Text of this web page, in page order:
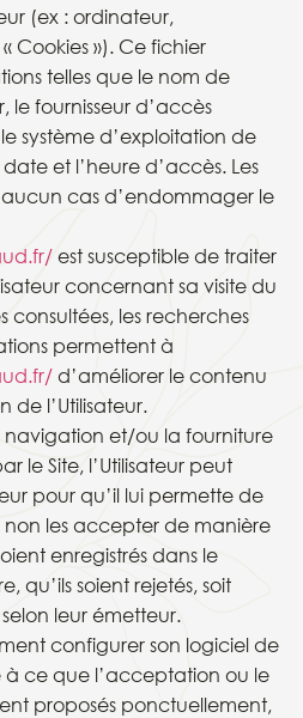
(ex : ordinateur,
Cookies »). Ce fichier
telles que le nom de
le fournisseur d’accès
système d’exploitation de
et l’heure d’accès. Les
cas d’endommager le
est susceptible de traiter
concernant sa visite du
consultées, les recherches
permettent à
d’améliorer le contenu
de l’Utilisateur.
navigation et/ou la fourniture
le Site, l’Utilisateur peut
pour qu’il lui permette de
non les accepter de manière
enregistrés dans le
qu’ils soient rejetés, soit
leur émetteur.
configurer son logiciel de
ce que l’acceptation ou le
proposés ponctuellement,